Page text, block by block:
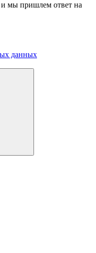
мы пришлем ответ на
данных